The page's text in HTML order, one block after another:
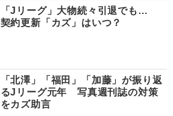
「Jリーグ」大物続々引退でも…
契約更新「カズ」はいつ？
「北澤」「福田」「加藤」が振り返
るJリーグ元年 写真週刊誌の対策
をカズ助言